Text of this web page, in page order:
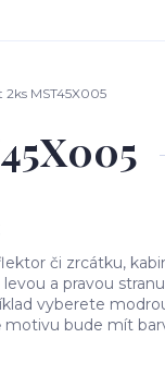
MST45X005
či zrcátku,
a pravou
vyberete
bude mít